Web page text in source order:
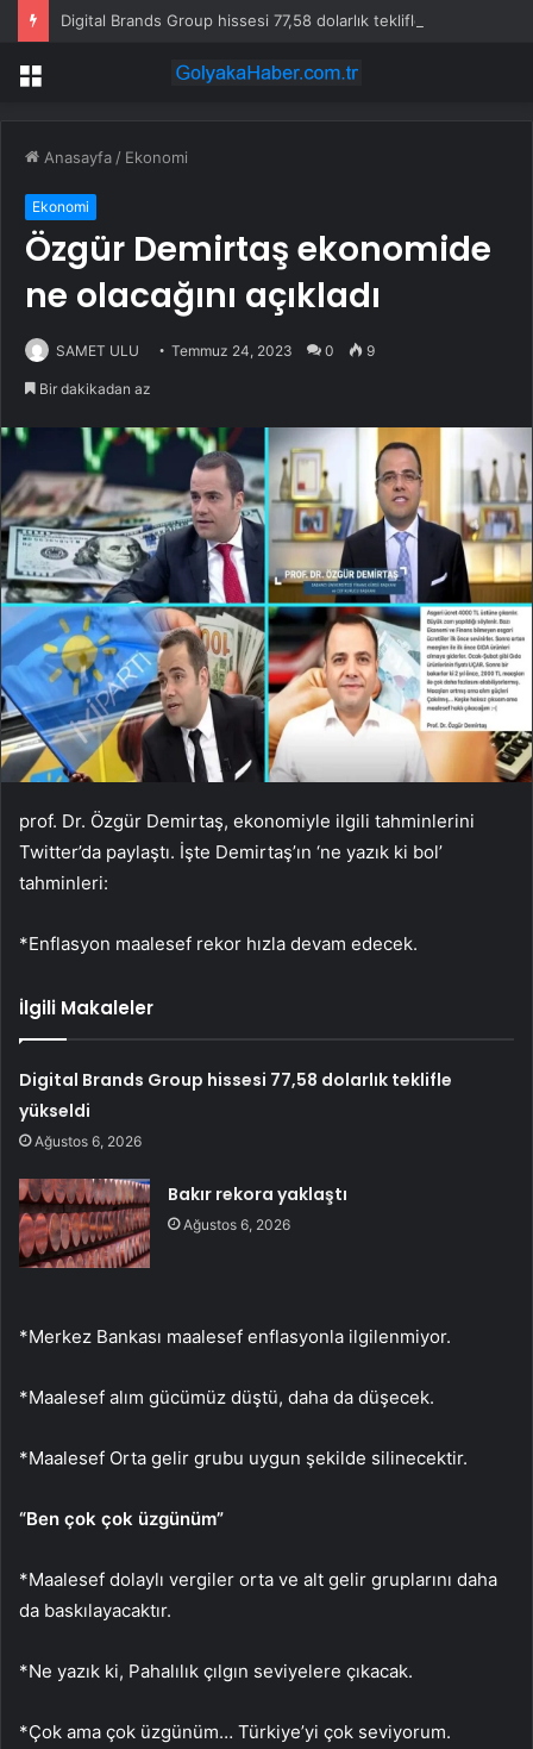
Digital Brands Group hissesi 77,58 dolarlık teklifle yükseldi
Menü
Anasayfa / Ekonomi
Ekonomi
Özgür Demirtaş ekonomide
ne olacağını açıkladı
SAMET ULU Temmuz 24, 2023 0 9
Bir dakikadan az
prof. Dr. Özgür Demirtaş, ekonomiyle ilgili tahminlerini
Twitter’da paylaştı. İşte Demirtaş’ın ‘ne yazık ki bol’
tahminleri:
*Enflasyon maalesef rekor hızla devam edecek.
İlgili Makaleler
Digital Brands Group hissesi 77,58 dolarlık teklifle
yükseldi
Ağustos 6, 2026
Bakır rekora yaklaştı
Ağustos 6, 2026
*Merkez Bankası maalesef enflasyonla ilgilenmiyor.
*Maalesef alım gücümüz düştü, daha da düşecek.
*Maalesef Orta gelir grubu uygun şekilde silinecektir.
“Ben çok çok üzgünüm”
*Maalesef dolaylı vergiler orta ve alt gelir gruplarını daha
da baskılayacaktır.
*Ne yazık ki, Pahalılık çılgın seviyelere çıkacak.
*Çok ama çok üzgünüm… Türkiye’yi çok seviyorum.